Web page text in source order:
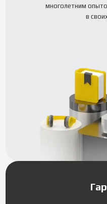
многолетним
в